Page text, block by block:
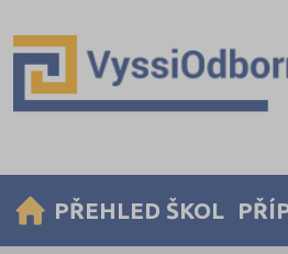
PŘEHLED ŠKOL